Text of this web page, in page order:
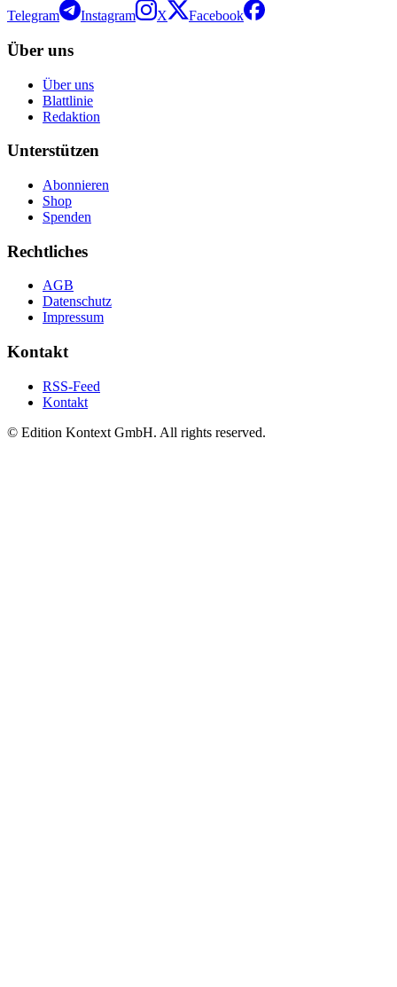
Telegram Instagram X Facebook
Über uns
Über uns
Blattlinie
Redaktion
Unterstützen
Abonnieren
Shop
Spenden
Rechtliches
AGB
Datenschutz
Impressum
Kontakt
RSS-Feed
Kontakt
© Edition Kontext GmbH. All rights reserved.